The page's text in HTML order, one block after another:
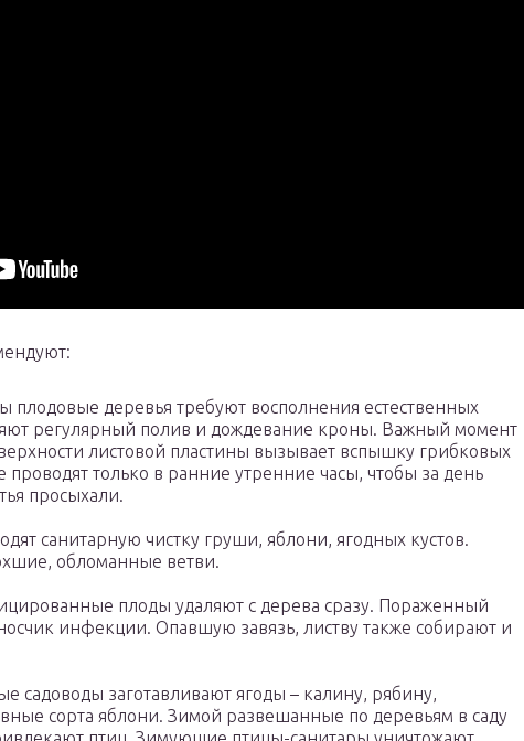
плодовые деревья требуют восполнения естественных
регулярный полив и дождевание кроны. Важный момент
листовой пластины вызывает вспышку грибковых
только в ранние утренние часы, чтобы за день
просыхали.
санитарную чистку груши, яблони, ягодных кустов.
обломанные ветви.
плоды удаляют с дерева сразу. Пораженный
инфекции. Опавшую завязь, листву также собирают и
садоводы заготавливают ягоды – калину, рябину,
сорта яблони. Зимой развешанные по деревьям в саду